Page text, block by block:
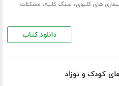
های کلیوی، سنگ کلیه، مشکلات
دانلود کتاب
کودک و نوزاد